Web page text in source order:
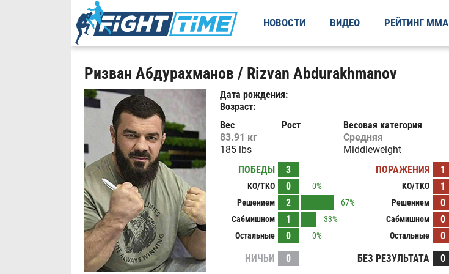
НОВОСТИ ВИДЕО РЕЙТИНГ ММА
Ризван Абдурахманов / Rizvan Abdurakhmanov
Дата рождения:
Возраст:
Вес
83.91 кг
185 lbs
Рост
Весовая категория
Средняя
Middleweight
ПОБЕДЫ
3
KO/TKO 0
0%
Решением
2
67%
Сабмишном
1
33%
Остальные
0 0%
ПОРАЖЕНИЯ 1
KO/TKO 1
Решением
0
Сабмишном
0
Остальные
0
НИЧЬИ 0 БЕЗ РЕЗУЛЬТАТА 0